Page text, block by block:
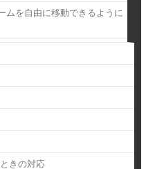
ムを自由に移動できるように
きの対応